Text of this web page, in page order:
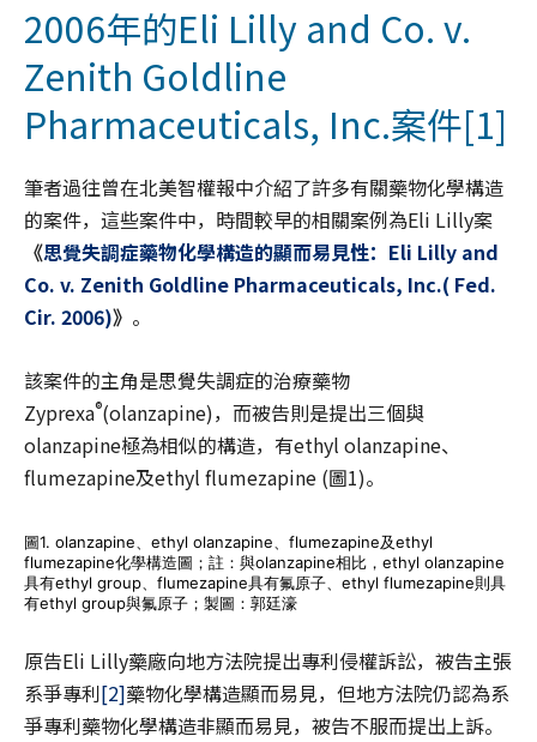
2006年的Eli Lilly and Co. v.
Zenith Goldline
Pharmaceuticals, Inc.案件[1]
筆者過往曾在北美智權報中介紹了許多有關藥物化學構造
的案件，這些案件中，時間較早的相關案例為Eli Lilly案
《思覺失調症藥物化學構造的顯而易見性：Eli Lilly and
Co. v. Zenith Goldline Pharmaceuticals, Inc.( Fed.
Cir. 2006)》 。
該案件的主角是思覺失調症的治療藥物
Zyprexa®(olanzapine)，而被告則是提出三個與
olanzapine極為相似的構造，有ethyl olanzapine、
flumezapine及ethyl flumezapine (圖1)。
圖1. olanzapine、ethyl olanzapine、flumezapine及ethyl
flumezapine化學構造圖；註：與olanzapine相比，ethyl olanzapine
具有ethyl group、flumezapine具有氟原子、ethyl flumezapine則具
有ethyl group與氟原子；製圖：郭廷濠
原告Eli Lilly藥廠向地方法院提出專利侵權訴訟，被告主張
系爭專利[2]藥物化學構造顯而易見，但地方法院仍認為系
爭專利藥物化學構造非顯而易見，被告不服而提出上訴。